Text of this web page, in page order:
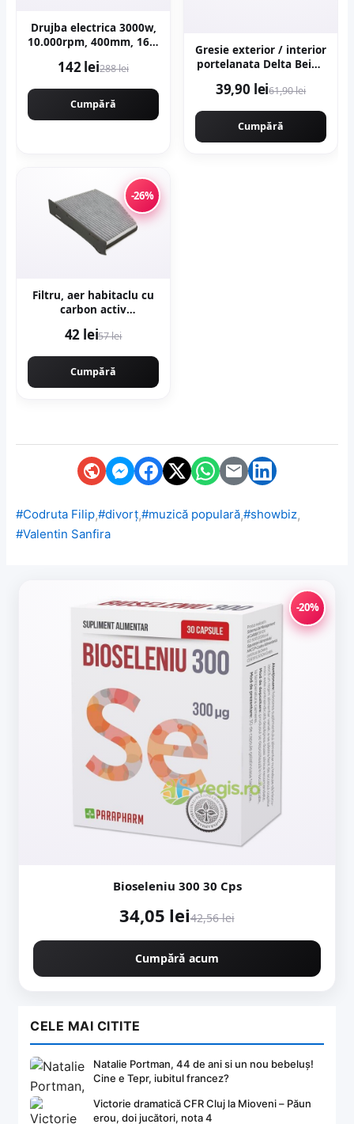
Drujba electrica 3000w,
10.000rpm, 400mm, 16'',
142 lei288 lei
Cumpără
Gresie exterior / interior
portelanata Delta Beige
rectificata tip piatra
39,90 lei61,90 lei
Cumpără
-26%
Filtru, aer habitaclu cu
carbon activ
42 lei57 lei
Cumpără
#Codruta Filip,#divorț,#muzică populară,#showbiz,
#Valentin Sanfira
-20%
Bioseleniu 300 30 Cps
34,05 lei42,56 lei
Cumpără acum
CELE MAI CITITE
Natalie Portman, 44 de ani si un nou bebeluș!
Cine e Tepr, iubitul francez?
Victorie dramatică CFR Cluj la Mioveni – Păun
erou, doi jucători, nota 4